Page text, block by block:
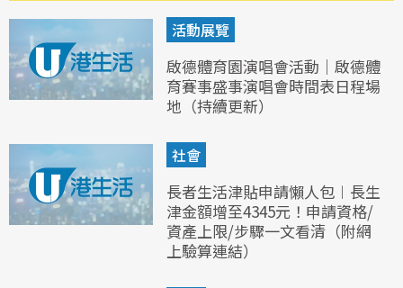
活動展覽
啟德體育園演唱會活動｜啟德體
育賽事盛事演唱會時間表日程場
地（持續更新）
社會
長者生活津貼申請懶人包︱長生
津金額增至4345元！申請資格/
資產上限/步驟一文看清（附網
上驗算連結）